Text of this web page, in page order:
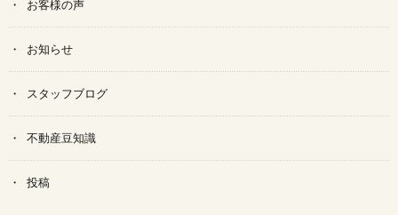
お客様の声
お知らせ
スタッフブログ
不動産豆知識
投稿